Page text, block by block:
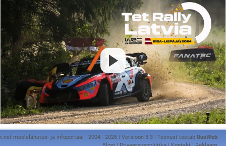
meelelahutus- ja infoportaal | 2004 - 2026 | Versioon 3.3 | Teenust toetab UusWeb